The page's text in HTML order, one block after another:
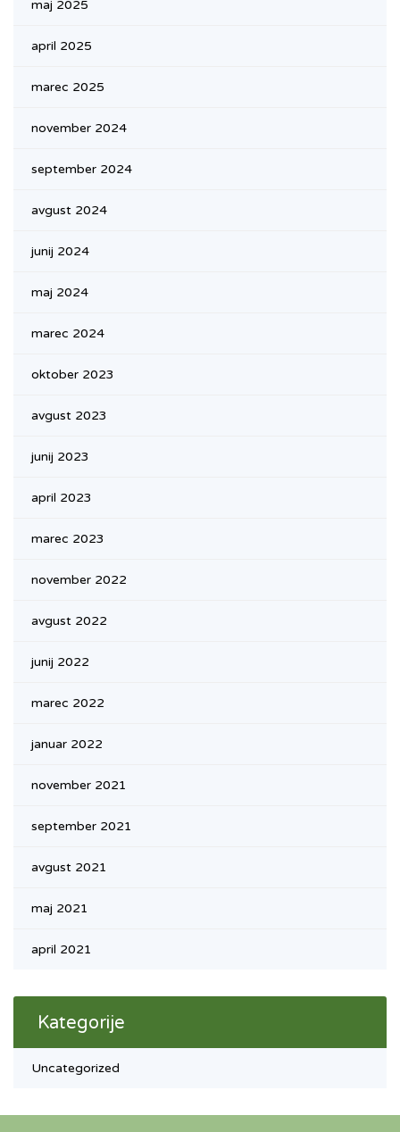
maj 2025
april 2025
marec 2025
november 2024
september 2024
avgust 2024
junij 2024
maj 2024
marec 2024
oktober 2023
avgust 2023
junij 2023
april 2023
marec 2023
november 2022
avgust 2022
junij 2022
marec 2022
januar 2022
november 2021
september 2021
avgust 2021
maj 2021
april 2021
Kategorije
Uncategorized